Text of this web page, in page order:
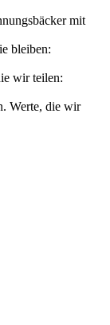
mit
bleiben:
wir teilen:
Werte, die wir